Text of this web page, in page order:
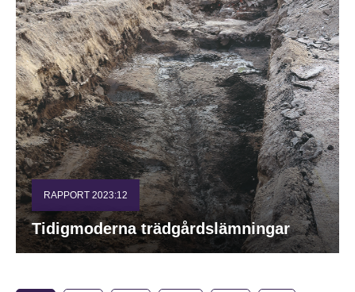
RAPPORT 2023:12
Tidigmoderna trädgårdslämningar